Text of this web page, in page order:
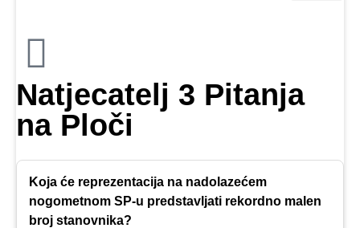
Natjecatelj 3 Pitanja
na Ploči
Koja će reprezentacija na nadolazećem
nogometnom SP-u predstavljati rekordno malen
broj stanovnika?